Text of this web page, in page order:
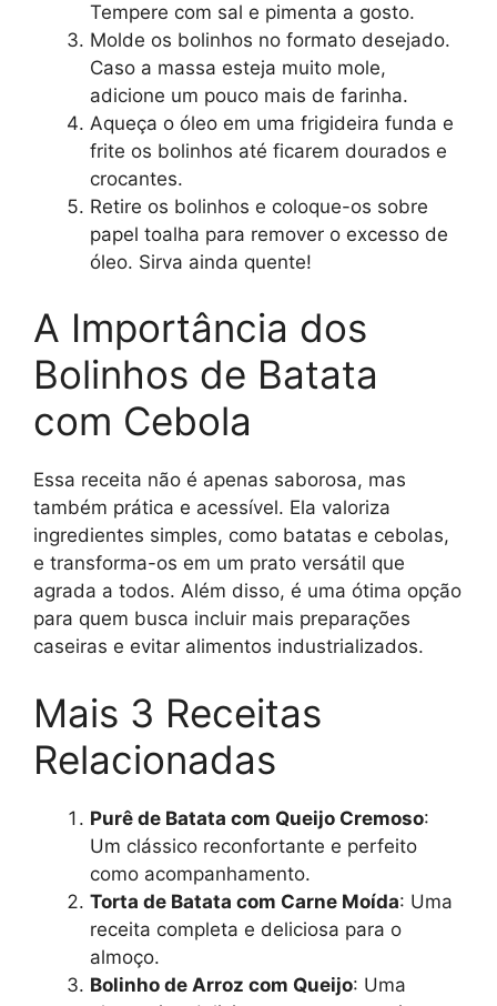
Tempere com sal e pimenta a gosto.
Molde os bolinhos no formato desejado.
Caso a massa esteja muito mole,
adicione um pouco mais de farinha.
Aqueça o óleo em uma frigideira funda e
frite os bolinhos até ficarem dourados e
crocantes.
Retire os bolinhos e coloque-os sobre
papel toalha para remover o excesso de
óleo. Sirva ainda quente!
A Importância dos
Bolinhos de Batata
com Cebola
Essa receita não é apenas saborosa, mas
também prática e acessível. Ela valoriza
ingredientes simples, como batatas e cebolas,
e transforma-os em um prato versátil que
agrada a todos. Além disso, é uma ótima opção
para quem busca incluir mais preparações
caseiras e evitar alimentos industrializados.
Mais 3 Receitas
Relacionadas
Purê de Batata com Queijo Cremoso:
Um clássico reconfortante e perfeito
como acompanhamento.
Torta de Batata com Carne Moída: Uma
receita completa e deliciosa para o
almoço.
Bolinho de Arroz com Queijo: Uma